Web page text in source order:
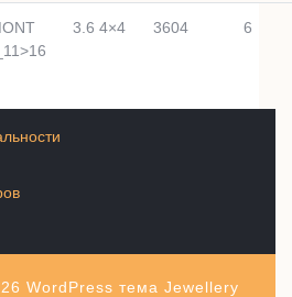
3.6 4×4 3604 6
WordPress тема Jewellery